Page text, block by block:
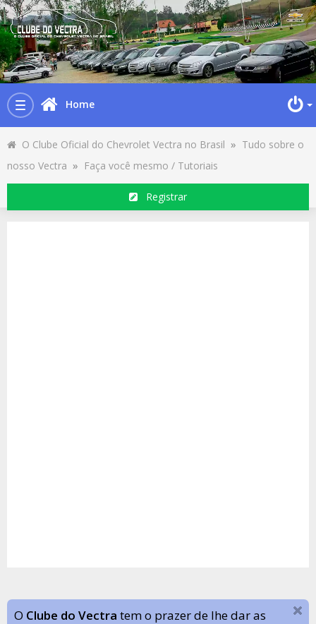
Toggle
navigation
Home
O Clube Oficial do Chevrolet Vectra no Brasil » Tudo sobre o
nosso Vectra » Faça você mesmo / Tutoriais
Registrar
O Clube do Vectra tem o prazer de lhe dar as